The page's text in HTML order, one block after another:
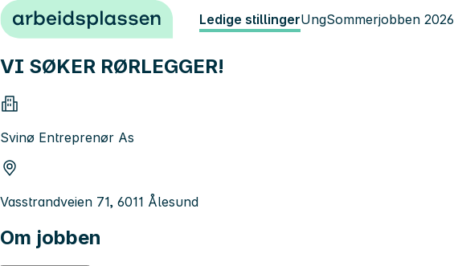
Hopp til innhold Ledige stillingerUngSommerjobben 2026
VI SØKER RØRLEGGER!
Svinø Entreprenør As
Vasstrandveien 71, 6011 Ålesund
Om jobben